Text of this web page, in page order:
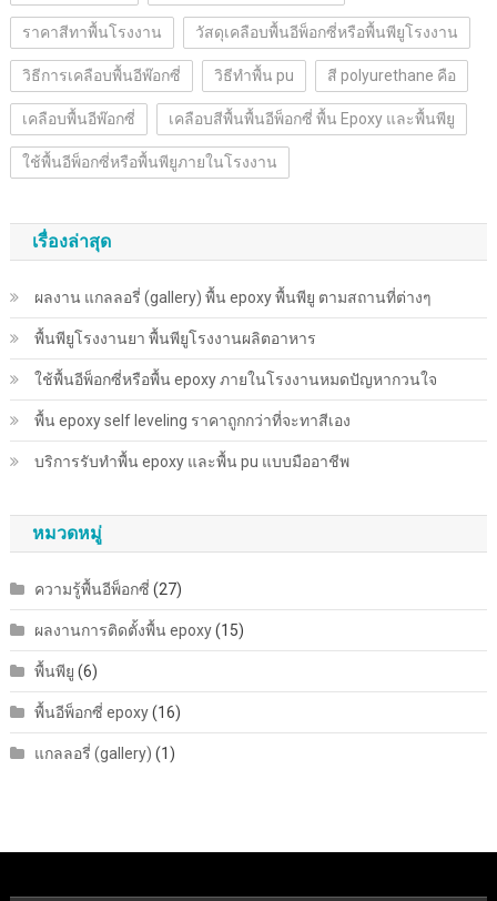
ราคาสีทาพื้นโรงงาน วัสดุเคลือบพื้นอีพ็อกซี่หรือพื้นพียูโรงงาน
วิธีการเคลือบพื้นอีพ๊อกซี่ วิธีทำพื้น pu สี polyurethane คือ
เคลือบพื้นอีพ๊อกซี่ เคลือบสีพื้นพื้นอีพ็อกซี่ พื้น Epoxy และพื้นพียู
ใช้พื้นอีพ็อกซี่หรือพื้นพียูภายในโรงงาน
เรื่องล่าสุด
ผลงาน แกลลอรี่ (gallery) พื้น epoxy พื้นพียู ตามสถานที่ต่างๆ
พื้นพียู​โรงงานยา พื้นพียู​โรงงานผลิตอาหาร
ใช้พื้นอีพ็อกซี่หรือพื้น epoxy ภายในโรงงานหมดปัญหากวนใจ
พื้น epoxy self leveling ราคาถูกกว่าที่จะทาสีเอง
บริการรับทำพื้น epoxy และพื้น pu แบบมืออาชีพ
หมวดหมู่
ความรู้พื้นอีพ็อกซี่ (27)
ผลงานการติดตั้งพื้น epoxy(15)
พื้นพียู (6)
พื้นอีพ็อกซี่ epoxy(16)
แกลลอรี่ (gallery) (1)